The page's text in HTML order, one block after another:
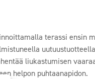
terassi ensin
liukastumisen
helpon puhtaanapidon.